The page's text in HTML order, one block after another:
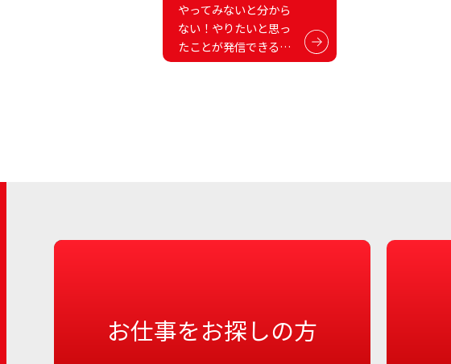
やってみないと分から
ない！やりたいと思っ
たことが発信できる場
所
お仕事をお探しの方